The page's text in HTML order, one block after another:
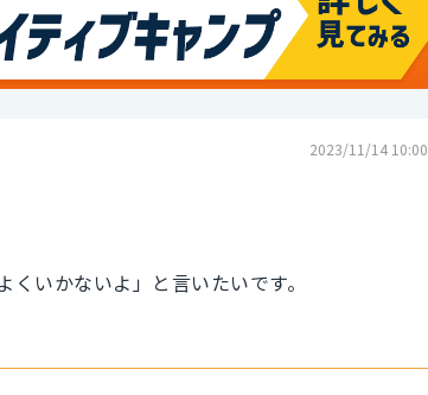
2023/11/14 10:00
いかないよ」と言いたいです。